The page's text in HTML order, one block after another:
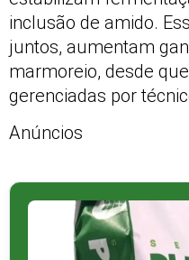
inclusão de amido.
juntos, aumentam
marmoreio, desde
gerenciadas por
Anúncios